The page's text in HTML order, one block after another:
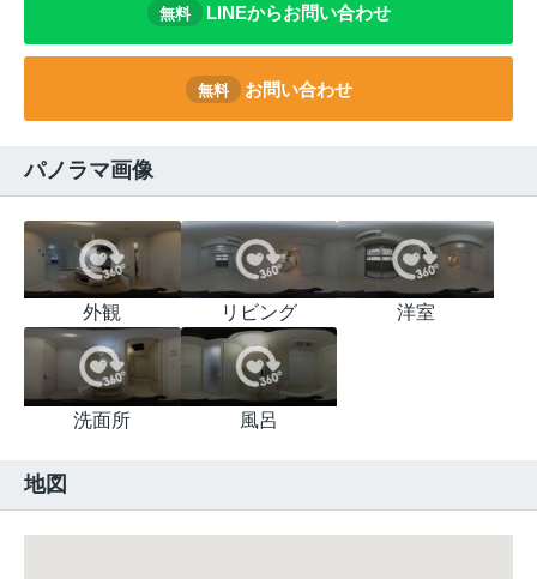
無料 LINEからお問い合わせ
無料 お問い合わせ
パノラマ画像
外観 リビング 洋室
洗面所 風呂
地図